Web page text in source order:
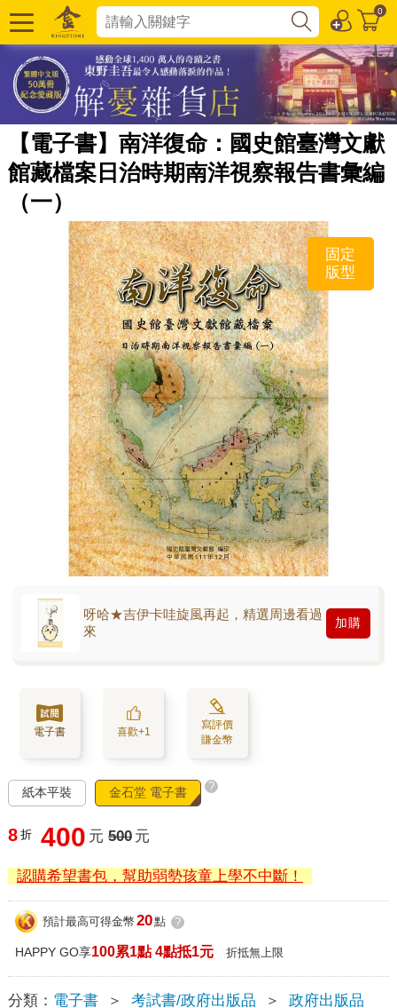
0
【電子書】南洋復命：國史館臺灣文獻
館藏檔案日治時期南洋視察報告書彙編
（一）
固定
版型
呀哈★吉伊卡哇旋風再起，精選周邊看過
來
加購
電子書 喜歡+1
寫評價
賺金幣
紙本平裝 金石堂 電子書 ?
8 折 400 元 500 元
認購希望書包，幫助弱勢孩童上學不中斷！
預計最高可得金幣 20點 ?
HAPPY GO享100累1點 4點抵1元 折抵無上限
分類： 電子書 ＞ 考試書/政府出版品 ＞
政府出版品